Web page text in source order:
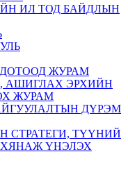
ИЛ ТОД БАЙДЛЫН
ЖУРАМ
АШИГЛАХ ЭРХИЙН
ЖУРАМ
ДҮРЭМ
СТРАТЕГИ, ТҮҮНИЙ
ҮНЭЛЭХ